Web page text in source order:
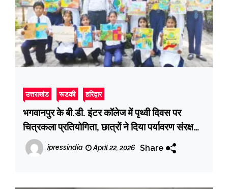
उत्तराखंड रूडकी हरिद्वार
भगवानपुर के बी.डी. इंटर कॉलेज में पृथ्वी दिवस पर
चित्रकला प्रतियोगिता, छात्रों ने दिया पर्यावरण संरक्षण
का संदेश
ipressindia April 22, 2026 Share